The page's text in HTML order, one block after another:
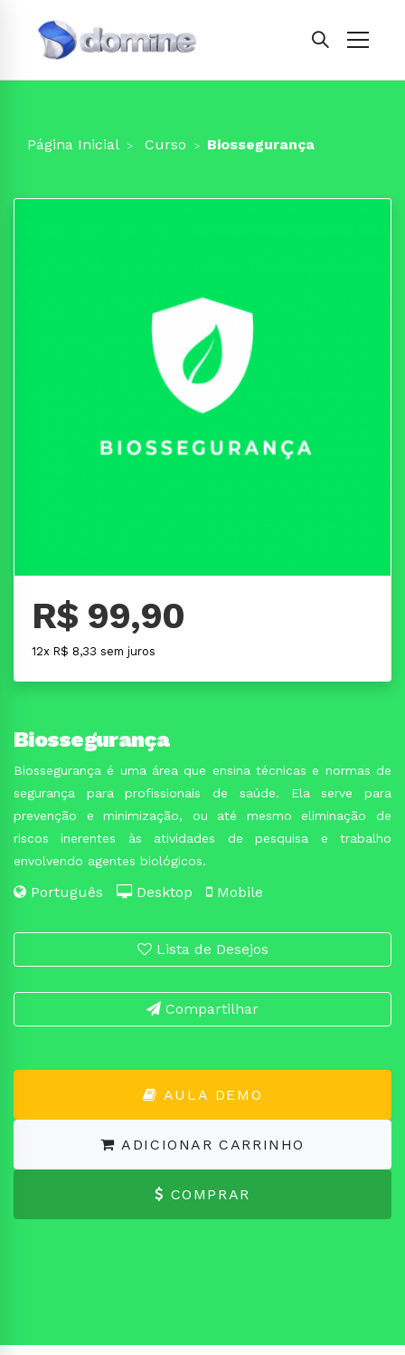
Página Inicial Curso Biossegurança
R$ 99,90
12x R$ 8,33 sem juros
Biossegurança
Biossegurança é uma área que ensina técnicas e normas de
segurança para profissionais de saúde. Ela serve para
prevenção e minimização, ou até mesmo eliminação de
riscos inerentes às atividades de pesquisa e trabalho
envolvendo agentes biológicos.
Português Desktop Mobile
Lista de Desejos
Compartilhar
AULA DEMO
ADICIONAR CARRINHO
COMPRAR